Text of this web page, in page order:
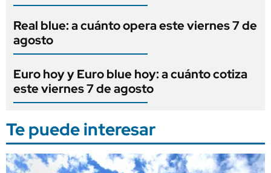
Real blue: a cuánto opera este viernes 7 de
agosto
Euro hoy y Euro blue hoy: a cuánto cotiza
este viernes 7 de agosto
Te puede interesar